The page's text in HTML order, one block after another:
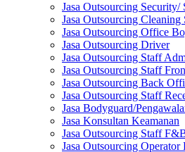
Jasa Outsourcing Security/
Jasa Outsourcing Cleaning
Jasa Outsourcing Office
Jasa Outsourcing Driver
Jasa Outsourcing Staff
Jasa Outsourcing Staff
Jasa Outsourcing Back
Jasa Outsourcing Staff
Jasa Bodyguard/
Jasa Konsultan Keamanan
Jasa Outsourcing Staff
Jasa Outsourcing Operator